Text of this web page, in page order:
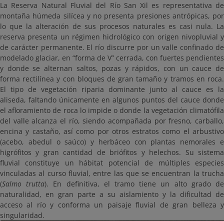
La Reserva Natural Fluvial del Río San Xil es representativa de
montaña húmeda silícea y no presenta presiones antrópicas, por
lo que la alteración de sus procesos naturales es casi nula. La
reserva presenta un régimen hidrológico con origen nivopluvial y
de carácter permanente. El río discurre por un valle confinado de
modelado glaciar, en “forma de V” cerrada, con fuertes pendientes
y donde se alternan saltos, pozas y rápidos, con un cauce de
forma rectilínea y con bloques de gran tamaño y tramos en roca.
El tipo de vegetación riparia dominante junto al cauce es la
aliseda, faltando únicamente en algunos puntos del cauce donde
el afloramiento de roca lo impide o donde la vegetación climatófila
del valle alcanza el río, siendo acompañada por fresno, carballo,
encina y castaño, así como por otros estratos como el arbustivo
(acebo, abedul o saúco) y herbáceo con plantas nemorales e
higrófitos y gran cantidad de briófitos y helechos. Su sistema
fluvial constituye un hábitat potencial de múltiples especies
vinculadas al curso fluvial, entre las que se encuentran la trucha
(Salmo trutta). En definitiva, el tramo tiene un alto grado de
naturalidad, en gran parte a su aislamiento y la dificultad de
acceso al río y conforma un paisaje fluvial de gran belleza y
singularidad.